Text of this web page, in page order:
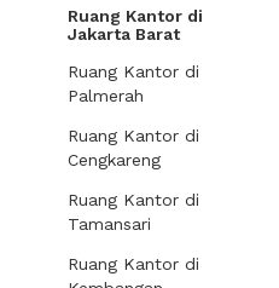
Ruang Kantor di
Jakarta Barat
Ruang Kantor di
Palmerah
Ruang Kantor di
Cengkareng
Ruang Kantor di
Tamansari
Ruang Kantor di